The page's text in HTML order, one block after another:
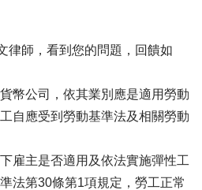
律師，看到您的問題，回饋如
幣公司，依其業別應是適用勞動
自應受到勞動基準法及相關勞動
雇主是否適用及依法實施彈性工
法第30條第1項規定，勞工正常